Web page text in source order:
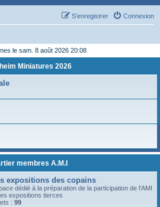
Connexion
S’enregistrer
le sam. 8 août 2026 20:08
Miniatures 2026
membres A.M.I
expositions des copains
dédié à la préparation de la participation de l'AMI
expositions tierces
: 99